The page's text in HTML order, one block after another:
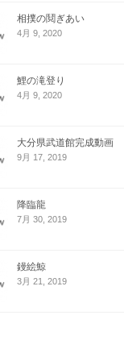
相撲の鬩ぎあい
4月 9, 2020
鯉の滝登り
4月 9, 2020
大分県武道館完成動画
9月 17, 2019
降臨龍
7月 30, 2019
鏝絵鯨
3月 21, 2019